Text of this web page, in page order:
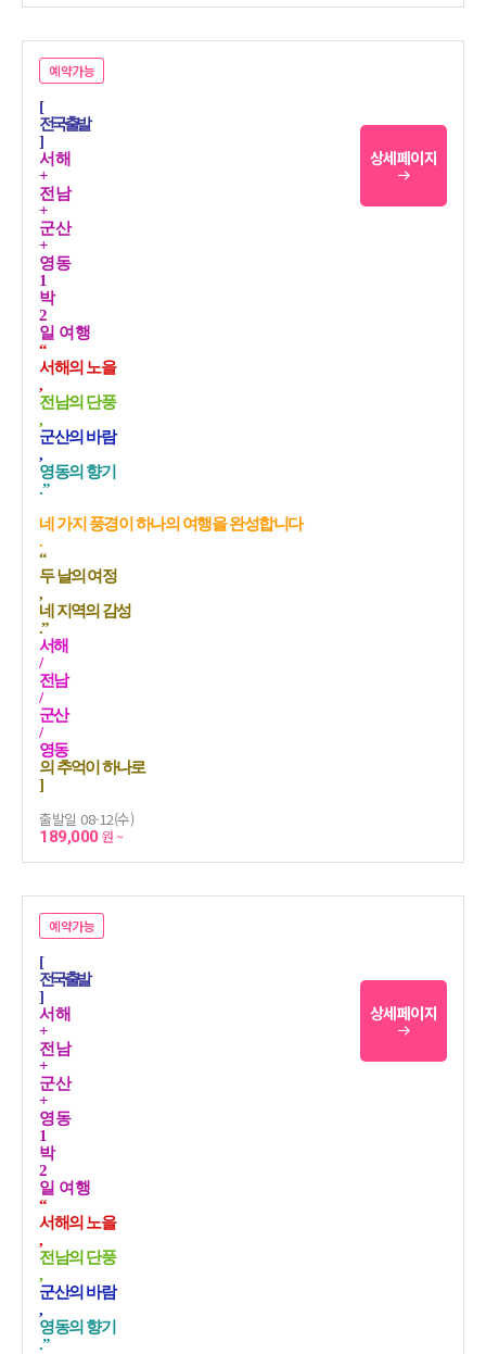
예약가능
[
전국출발
]
서해
+
전남
+
군산
+
영동
1
박
2
일 여행
“
서해의 노을
,
전남의 단풍
,
군산의 바람
,
영동의 향기
.”
네 가지 풍경이 하나의 여행을 완성합니다
.
“
두 날의 여정
,
네 지역의 감성
.”
서해
/
전남
/
군산
/
영동
의 추억이 하나로
]
출발일 08-12(수)
189,000원 ~
상세페이지
예약가능
[
전국출발
]
서해
+
전남
+
군산
+
영동
1
박
2
일 여행
“
서해의 노을
,
전남의 단풍
,
군산의 바람
,
영동의 향기
.”
상세페이지